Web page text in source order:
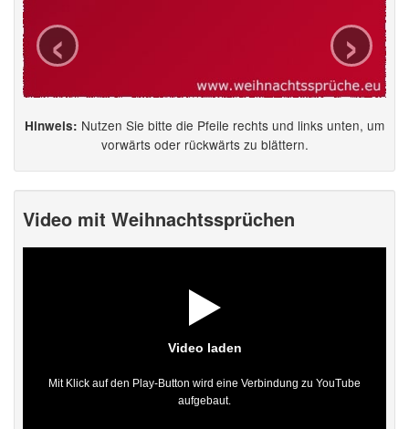
‹ ›
Hinweis: Nutzen Sie bitte die Pfeile rechts und links unten, um
vorwärts oder rückwärts zu blättern.
Video mit Weihnachtssprüchen
Video laden
Mit Klick auf den Play-Button wird eine Verbindung zu YouTube
aufgebaut.